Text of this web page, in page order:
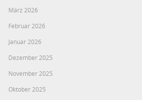
März 2026
Februar 2026
Januar 2026
Dezember 2025
November 2025
Oktober 2025